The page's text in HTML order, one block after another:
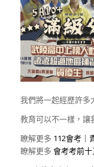
我們將一起經歷許多
教育可以不一樣，讓
瞭解更多 112會考｜
瞭解更多 會考考前